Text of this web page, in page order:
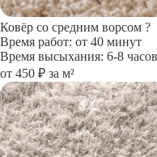
Ковёр со средним ворсом ?
Время работ: от 40 минут
Время высыхания: 6-8 часов
от 450 ₽ за м²